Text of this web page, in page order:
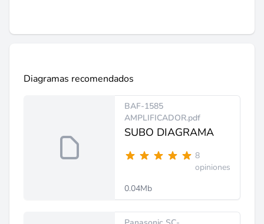
Diagramas recomendados
BAF-1585
AMPLIFICADOR.pdf
SUBO DIAGRAMA
8
opiniones
0.04Mb